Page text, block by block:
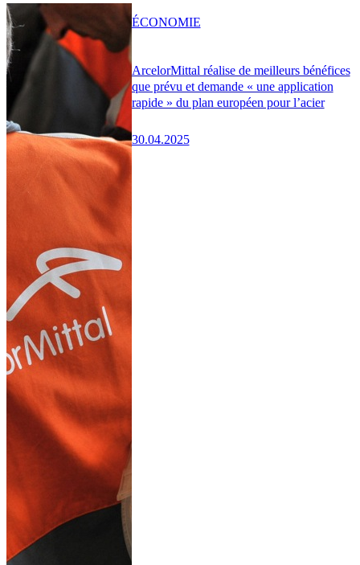
ArcelorMittal réalise de meilleurs bénéfices
que prévu et demande « une application
rapide » du plan européen pour l’acier
30.04.2025
ÉCONOMIE